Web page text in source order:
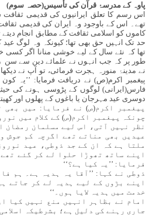
پاوہ کے مدرسۂ قرآن کی تأسیس(حصہ سوم)
اس رسم کا تعلق ایرانیوں کی قدیمی
تھے۔ اس کے باوجود وہ ایران کی قدیمی
کاموں کو اسلامی ثقافت کے مطابق انجام دیتے
حد تک انہیں حق بھی تھا؛ کیونکہ وہ لوگ
تھا کہ نئے سال کے لیے خوشی منانا اگر
طور پر کہ جب انہوں نے علمائے دین سے سن
نے مدینۂ منورہ ہجرت فرمائی، تو آپ نے
پیغمبر اکرم(ص) نے دریافت فرمایا: ’’یہ
فارس(ایرانی) لوگوں کے پڑوسی ہونے کی
دوسری عید مہرجان یا باغوں کے پھلوں اور
پیغمبر اکرم(ص) نے فرمایا: میں بھی
چونکہ پیغمبر اکرم(ص) کے کلام میں
نظر نہیں آتی، اس لیے مسلمان رمضان
عیدیں بھی مناتے تھے اگرچہ کم جوش
ملتا ہے کہ ان کے جد ذوطی، عید
اپنے ساتھ تھوڑا حلوا لے کر گئے
فرمایا: ’’یہ کیا ہے؟‘‘
ذوطی نے کہا: ’’آقا یہ ہدیہ ہے۔ ہم
اپنے بڑوں کے لیے ہدیہ لے کر جاتے
خدمت میں ہدیہ لایا ہوں۔‘‘
امام نے بظاہر انہیں منع نہیں کیا
جاری رہنے کی دلیل ہے؛ بشرطیکہ